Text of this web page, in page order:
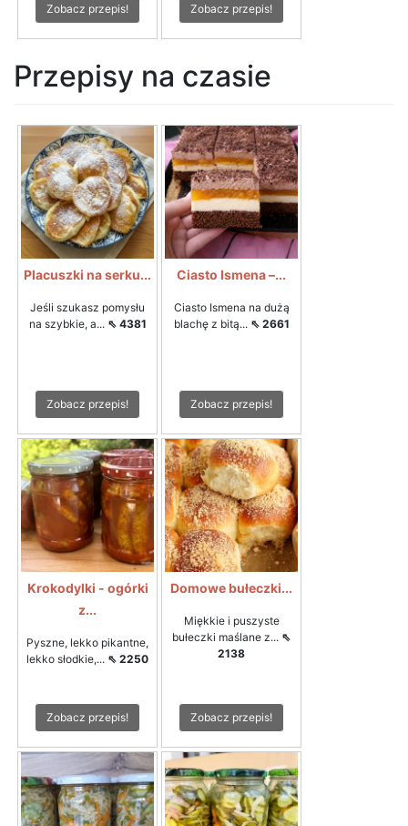
Zobacz przepis! Zobacz przepis!
Przepisy na czasie
Placuszki na serku...
Jeśli szukasz pomysłu
na szybkie, a... ⇖ 4381
Zobacz przepis!
Ciasto Ismena –...
Ciasto Ismena na dużą
blachę z bitą... ⇖ 2661
Zobacz przepis!
Krokodylki - ogórki
z...
Pyszne, lekko pikantne,
lekko słodkie,... ⇖ 2250
Zobacz przepis!
Domowe bułeczki...
Miękkie i puszyste
bułeczki maślane z... ⇖
2138
Zobacz przepis!